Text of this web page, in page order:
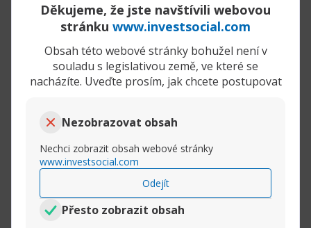
Děkujeme, že jste navštívili webovou
stránku www.investsocial.com
Obsah této webové stránky bohužel není v
souladu s legislativou země, ve které se
nacházíte. Uveďte prosím, jak chcete postupovat
Nezobrazovat obsah
Nechci zobrazit obsah webové stránky
www.investsocial.com
Odejít
Přesto zobrazit obsah
před soud.
29-05-2025,
12:38 PM
Trumpa jeho zmatky kolem cel dostaly před soud.
tamara
Americký soud prohlásil Trumpova